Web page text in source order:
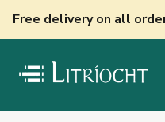
Free delivery on all